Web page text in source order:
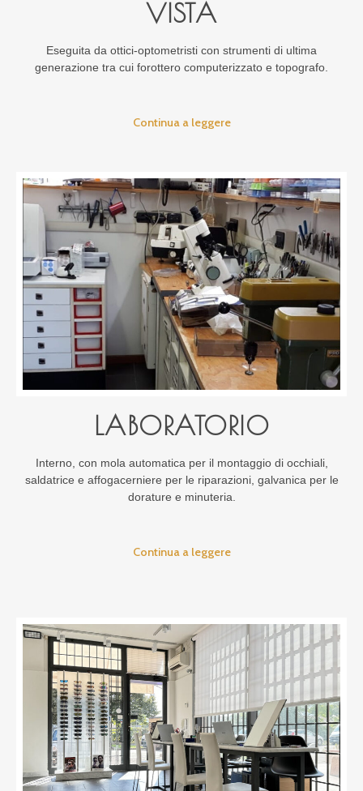
VISTA
Eseguita da ottici-optometristi con strumenti di ultima
generazione tra cui forottero computerizzato e topografo.
Continua a leggere
LABORATORIO
Interno, con mola automatica per il montaggio di occhiali,
saldatrice e affogacerniere per le riparazioni, galvanica per le
dorature e minuteria.
Continua a leggere